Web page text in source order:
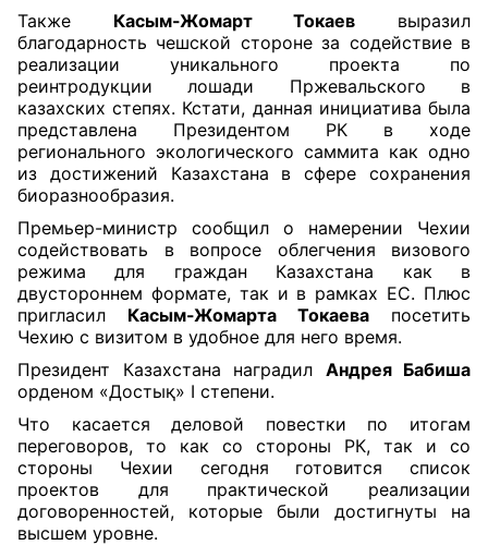
Также Касым-Жомарт Токаев выразил
благодарность чешской стороне за содействие в
реализации уникального проекта по
реинтродукции лошади Пржевальского в
казахских степях. Кстати, данная инициатива была
представлена Президентом РК в ходе
регионального экологического саммита как одно
из достижений Казахстана в сфере сохранения
биоразнообразия.
Премьер-министр сообщил о намерении Чехии
содействовать в вопросе облегчения визового
режима для граждан Казахстана как в
двустороннем формате, так и в рамках ЕС. Плюс
пригласил Касым-Жомарта Токаева посетить
Чехию с визитом в удобное для него время.
Президент Казахстана наградил Андрея Бабиша
орденом «Достық» І степени.
Что касается деловой повестки по итогам
переговоров, то как со стороны РК, так и со
стороны Чехии сегодня готовится список
проектов для практической реализации
договоренностей, которые были достигнуты на
высшем уровне.